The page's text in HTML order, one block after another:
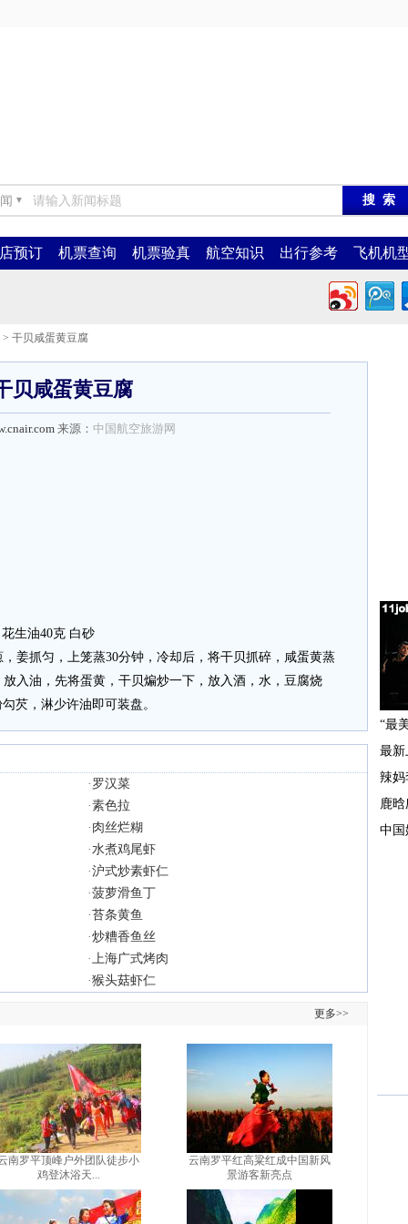
▼
预订 机票查询 机票验真 航空知识 出行参考 飞机机
> 干贝咸蛋黄豆腐
贝咸蛋黄豆腐
来源： 中国航空旅游网
生油40克 白砂
姜抓匀，上笼蒸30分钟，冷却后，将干贝抓碎，咸蛋黄蒸
入油，先将蛋黄，干贝煸炒一下，放入酒，水，豆腐烧
芡，淋少许油即可装盘。
· 罗汉菜
·素色拉
· 肉丝烂糊
·水煮鸡尾虾
·沪式炒素虾仁
·菠萝滑鱼丁
·苔条黄鱼
·炒糟香鱼丝
·上海广式烤肉
·猴头菇虾仁
更多>>
南罗平顶峰户外团队徒步小
鸡登沐浴天...
云南罗平红高粱红成中国新风
景游客新亮点